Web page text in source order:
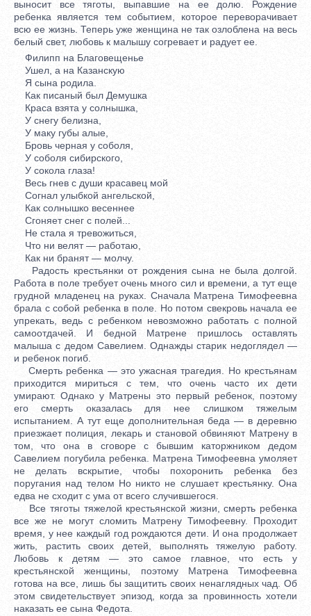
выносит все тяготы, выпавшие на ее долю. Рождение
ребенка является тем событием, которое переворачивает
всю ее жизнь. Теперь уже женщина не так озлоблена на весь
белый свет, любовь к малышу согревает и радует ее.
Филипп на Благовещенье
Ушел, а на Казанскую
Я сына родила.
Как писаный был Демушка
Краса взята у солнышка,
У снегу белизна,
У маку губы алые,
Бровь черная у соболя,
У соболя сибирского,
У сокола глаза!
Весь гнев с души красавец мой
Согнал улыбкой ангельской,
Как солнышко весеннее
Сгоняет снег с полей...
Не стала я тревожиться,
Что ни велят — работаю,
Как ни бранят — молчу.
Радость крестьянки от рождения сына не была долгой.
Работа в поле требует очень много сил и времени, а тут еще
грудной младенец на руках. Сначала Матрена Тимофеевна
брала с собой ребенка в поле. Но потом свекровь начала ее
упрекать, ведь с ребенком невозможно работать с полной
самоотдачей. И бедной Матрене пришлось оставлять
малыша с дедом Савелием. Однажды старик недоглядел —
и ребенок погиб.
Смерть ребенка — это ужасная трагедия. Но крестьянам
приходится мириться с тем, что очень часто их дети
умирают. Однако у Матрены это первый ребенок, поэтому
его смерть оказалась для нее слишком тяжелым
испытанием. А тут еще дополнительная беда — в деревню
приезжает полиция, лекарь и становой обвиняют Матрену в
том, что она в сговоре с бывшим каторжником дедом
Савелием погубила ребенка. Матрена Тимофеевна умоляет
не делать вскрытие, чтобы похоронить ребенка без
поругания над телом Но никто не слушает крестьянку. Она
едва не сходит с ума от всего случившегося.
Все тяготы тяжелой крестьянской жизни, смерть ребенка
все же не могут сломить Матрену Тимофеевну. Проходит
время, у нее каждый год рождаются дети. И она продолжает
жить, растить своих детей, выполнять тяжелую работу.
Любовь к детям — это самое главное, что есть у
крестьянской женщины, поэтому Матрена Тимофеевна
готова на все, лишь бы защитить своих ненаглядных чад. Об
этом свидетельствует эпизод, когда за провинность хотели
наказать ее сына Федота.